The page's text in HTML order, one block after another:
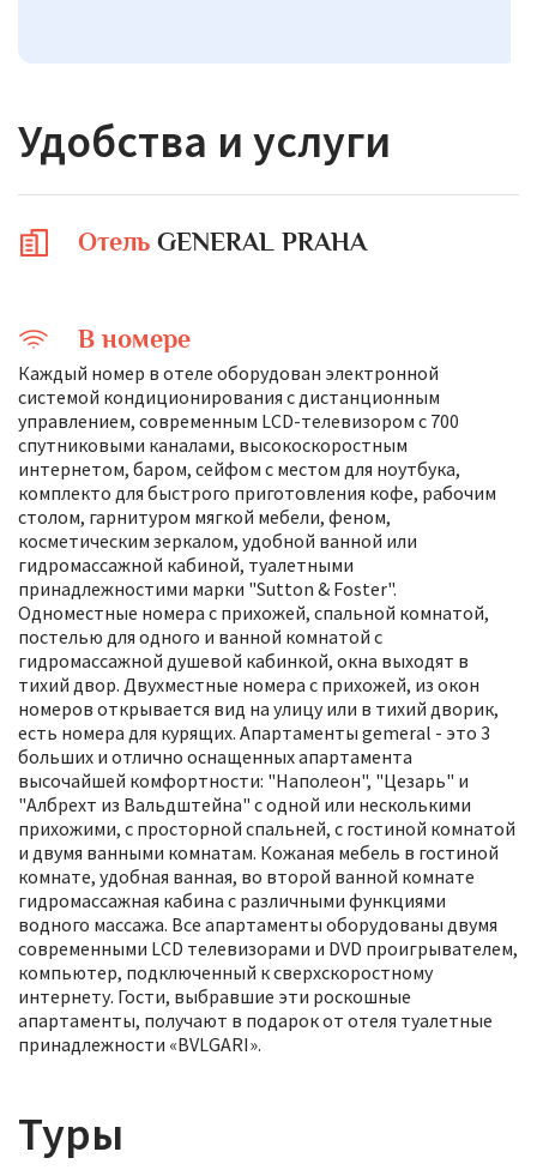
Удобства и услуги
Отель GENERAL PRAHA
В номере
Каждый номер в отеле оборудован электронной
системой кондиционирования с дистанционным
управлением, современным LCD-телевизором с 700
спутниковыми каналами, высокоскоростным
интернетом, баром, сейфом с местом для ноутбука,
комплекто для быстрого приготовления кофе, рабочим
столом, гарнитуром мягкой мебели, феном,
косметическим зеркалом, удобной ванной или
гидромассажной кабиной, туалетными
принадлежностими марки "Sutton & Foster".
Одноместные номера с прихожей, спальной комнатой,
постелью для одного и ванной комнатой с
гидромассажной душевой кабинкой, окна выходят в
тихий двор. Двухместные номера с прихожей, из окон
номеров открывается вид на улицу или в тихий дворик,
есть номера для курящих. Апартаменты gemeral - это 3
больших и отлично оснащенных апартамента
высочайшей комфортности: "Наполеон", "Цезарь" и
"Албрехт из Вальдштейна" с одной или несколькими
прихожими, с просторной спальней, с гостиной комнатой
и двумя ванными комнатам. Кожаная мебель в гостиной
комнате, удобная ванная, во второй ванной комнате
гидромассажная кабина с различными функциями
водного массажа. Все апартаменты оборудованы двумя
современными LCD телевизорами и DVD проигрывателем,
компьютер, подключенный к сверхскоростному
интернету. Гости, выбравшие эти роскошные
апартаменты, получают в подарок от отеля туалетные
принадлежности «BVLGARI».
Туры